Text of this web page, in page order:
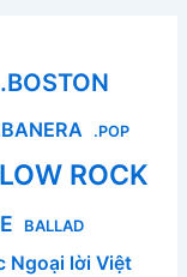
.BOSTON
.POP
ROCK
BALLAD
Ngoại lời Việt